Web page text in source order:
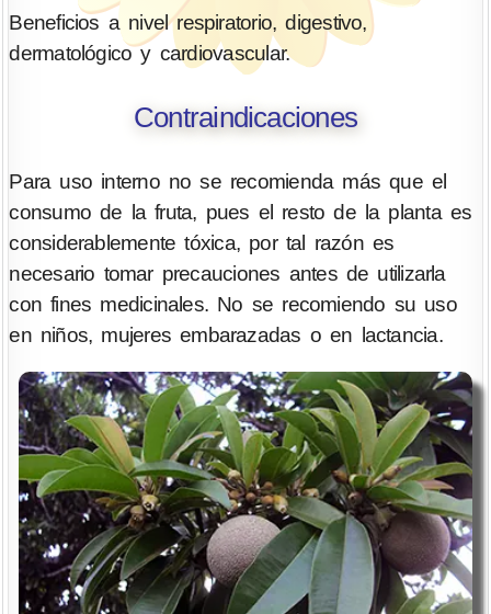
Beneficios a nivel respiratorio, digestivo,
dermatológico y cardiovascular.
Contraindicaciones
Para uso interno no se recomienda más que el
consumo de la fruta, pues el resto de la planta es
considerablemente tóxica, por tal razón es
necesario tomar precauciones antes de utilizarla
con fines medicinales. No se recomiendo su uso
en niños, mujeres embarazadas o en lactancia.